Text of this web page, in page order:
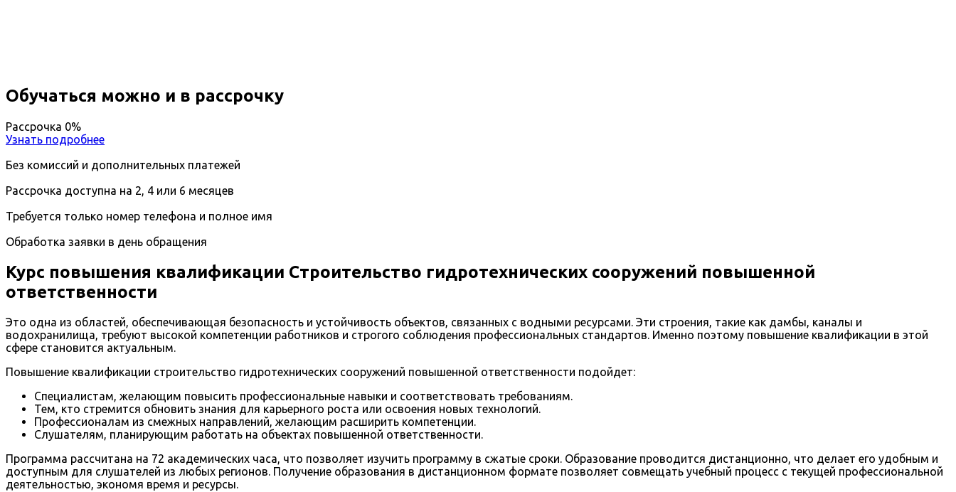
Обучаться можно и в рассрочку
Рассрочка 0%
Узнать подробнее
Без комиссий и дополнительных платежей
Рассрочка доступна на 2, 4 или 6 месяцев
Требуется только номер телефона и полное имя
Обработка заявки в день обращения
Курс повышения квалификации Строительство гидротехнических сооружений повышенной
ответственности
Это одна из областей, обеспечивающая безопасность и устойчивость объектов, связанных с водными ресурсами. Эти строения, такие как дамбы, каналы и
водохранилища, требуют высокой компетенции работников и строгого соблюдения профессиональных стандартов. Именно поэтому повышение квалификации в этой
сфере становится актуальным.
Повышение квалификации строительство гидротехнических сооружений повышенной ответственности подойдет:
Специалистам, желающим повысить профессиональные навыки и соответствовать требованиям.
Тем, кто стремится обновить знания для карьерного роста или освоения новых технологий.
Профессионалам из смежных направлений, желающим расширить компетенции.
Слушателям, планирующим работать на объектах повышенной ответственности.
Программа рассчитана на 72 академических часа, что позволяет изучить программу в сжатые сроки. Образование проводится дистанционно, что делает его удобным и
доступным для слушателей из любых регионов. Получение образования в дистанционном формате позволяет совмещать учебный процесс с текущей профессиональной
деятельностью, экономя время и ресурсы.